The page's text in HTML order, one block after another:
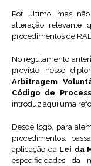
Por último, mas
alteração relevante
procedimentos de
No regulamento
previsto nesse
Arbitragem
Código de
introduz aqui uma
Desde logo, para
procedimentos,
aplicação da Lei da
especificidades